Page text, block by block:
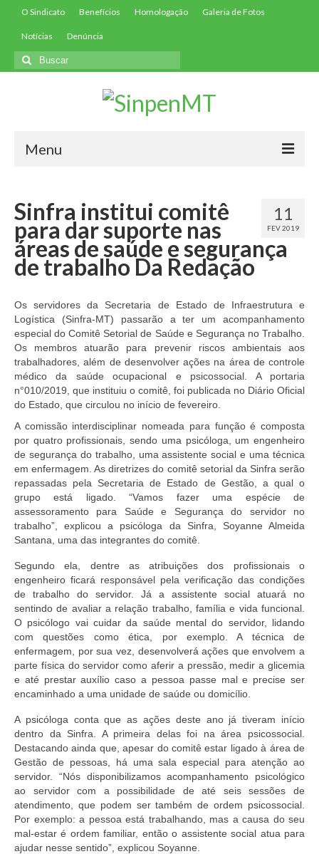
O Sindicato Benefícios Homologação Galeria de Fotos
Notícias Denúncia
Buscar
por:
Menu
Filie-se
Convenções
Contribuições
Contribuição Assistencial
Doc. Publicados
Notícias
Contato
11
FEV 2019
Sinfra institui comitê
para dar suporte nas
áreas de saúde e segurança
de trabalho Da Redação
Os servidores da Secretaria de Estado de Infraestrutura e
Logística (Sinfra-MT) passarão a ter um acompanhamento
especial do Comitê Setorial de Saúde e Segurança no Trabalho.
Os membros atuarão para prevenir riscos ambientais aos
trabalhadores, além de desenvolver ações na área de controle
médico da saúde ocupacional e psicossocial. A portaria
n°010/2019, que instituiu o comitê, foi publicada no Diário Oficial
do Estado, que circulou no início de fevereiro.
A comissão interdisciplinar nomeada para função é composta
por quatro profissionais, sendo uma psicóloga, um engenheiro
de segurança do trabalho, uma assistente social e uma técnica
em enfermagem. As diretrizes do comitê setorial da Sinfra serão
repassadas pela Secretaria de Estado de Gestão, a qual o
grupo está ligado. “Vamos fazer uma espécie de
assessoramento para Saúde e Segurança do servidor no
trabalho”, explicou a psicóloga da Sinfra, Soyanne Almeida
Santana, uma das integrantes do comitê.
Segundo ela, dentre as atribuições dos profissionais o
engenheiro ficará responsável pela verificação das condições
de trabalho do servidor. Já a assistente social atuará no
sentindo de avaliar a relação trabalho, família e vida funcional.
O psicólogo vai cuidar da saúde mental do servidor, lidando
com questões como ética, por exemplo. A técnica de
enfermagem, por sua vez, desenvolverá ações que envolvem a
parte física do servidor como aferir a pressão, medir a glicemia
e até prestar auxílio caso a pessoa passe mal e precise ser
encaminhado a uma unidade de saúde ou domicílio.
A psicóloga conta que as ações deste ano já tiveram início
dentro da Sinfra. A primeira delas foi na área psicossocial.
Destacando ainda que, apesar do comitê estar ligado à área de
Gestão de pessoas, há uma sala especial para atenção ao
servidor. “Nós disponibilizamos acompanhamento psicológico
ao servidor com a possibilidade de até seis sessões de
atendimento, que podem ser também de ordem psicossocial.
Por exemplo: a pessoa está trabalhando, mas a causa do seu
mal-estar é ordem familiar, então o assistente social atua para
ajudar nesse sentido”, explicou Soyanne.